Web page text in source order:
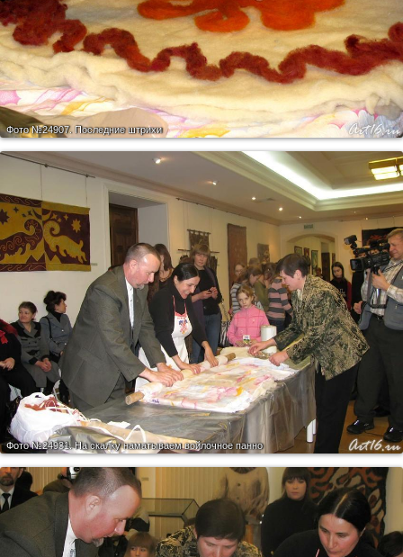
Фото №24907.Последние штрихи
Фото №24931.На скалку наматываем войлочное панно